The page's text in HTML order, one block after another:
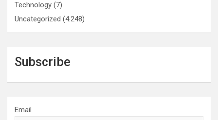
Technology (7)
Uncategorized (4.248)
Subscribe
Email